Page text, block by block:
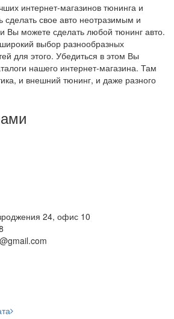
интернет-магазинов тюнинга и
сделать свое авто неотразимым и
Вы можете сделать любой тюнинг авто.
выбор разнообразных
для этого. Убедиться в этом Вы
нашего интернет-магазина. Там
и внешний тюнинг, и даже разного
24, офис 10